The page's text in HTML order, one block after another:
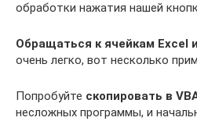
обработки нажатия нашей
Обращаться к ячейкам Excel
очень легко, вот несколько
Попробуйте скопировать в
несложных программы, и